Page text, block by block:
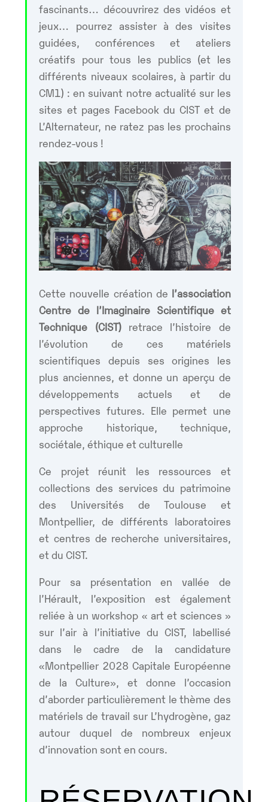
fascinants… découvrirez des vidéos et
jeux… pourrez assister à des visites
guidées, conférences et ateliers
créatifs pour tous les publics (et les
différents niveaux scolaires, à partir du
CM1) : en suivant notre actualité sur les
sites et pages Facebook du CIST et de
L’Alternateur, ne ratez pas les prochains
rendez-vous !
Cette nouvelle création de l’association
Centre de l’Imaginaire Scientifique et
Technique (CIST)retrace l’histoire de
l’évolution de ces matériels
scientifiques depuis ses origines les
plus anciennes, et donne un aperçu de
développements actuels et de
perspectives futures. Elle permet une
approche historique, technique,
sociétale, éthique et culturelle
Ce projet réunit les ressources et
collections des services du patrimoine
des Universités de Toulouse et
Montpellier, de différents laboratoires
et centres de recherche universitaires,
et du CIST.
Pour sa présentation en vallée de
l’Hérault, l’exposition est également
reliée à un workshop « art et sciences »
sur l’air à l’initiative du CIST, labellisé
dans le cadre de la candidature
«Montpellier 2028 Capitale Européenne
de la Culture», et donne l’occasion
d’aborder particulièrement le thème des
matériels de travail sur L’hydrogène, gaz
autour duquel de nombreux enjeux
d’innovation sont en cours.